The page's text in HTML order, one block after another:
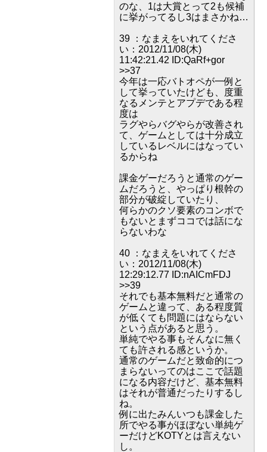
のな、1は大賞とって2も候補
に挙がってるし3はまさかね…
39 ：なまえをいれてくださ
い：2012/11/08(木)
11:42:21.42 ID:QaRf+gor
>>37
今年は一応バトオペが一例と
して挙っていたけども、度重
なるメンテとアプデである程
度は
ラグやらバグやらが改善され
て、ゲームとしては十分成立
しているレベルにはなってい
るからね
課金ゲーだろうと通常のゲー
ムだろうと、やっぱり根幹の
部分が破綻していたり、
何らかのクソ要素のコンボで
もないとまずココでは話にな
らないわな
40 ：なまえをいれてくださ
い：2012/11/08(木)
12:29:12.77 ID:nAICmFDJ
>>39
それでも基本無料だと通常の
ゲームと違って、ある程度質
が低くても問題にはならない
という点があると思う。
単純でやる事もそんなに無く
ても許される感というか。
通常のゲームだと致命的につ
まらないってのはここで話題
になる内容だけど、基本無料
はそれが普通だったりするし
ね。
例に出たみんいつも課金した
所でやる事がほぼない単純ゲ
ーだけどKOTYとは言えない
し。